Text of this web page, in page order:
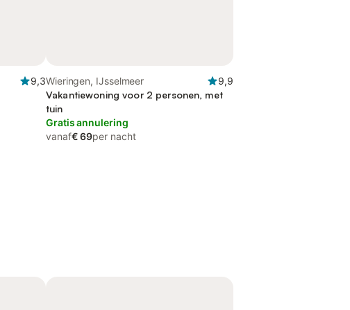
9,3Wieringen, IJsselmeer
9,9
Vakantiewoning voor 2 personen, met
tuin
Gratis annulering
vanaf€ 69per nacht